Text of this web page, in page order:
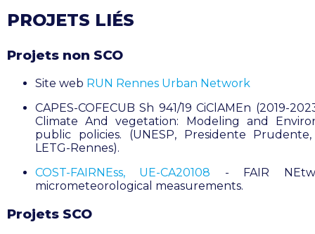
PROJETS LIÉS
Projets non SCO
Site web RUN Rennes Urban Network
CAPES-COFECUB Sh 941/19 CiClAMEn (2019-
Climate And vegetation: Modeling and
public policies. (UNESP, Presidente
LETG-Rennes).
COST-FAIRNEss, UE-CA20108 - FAIR
micrometeorological measurements.
Projets SCO